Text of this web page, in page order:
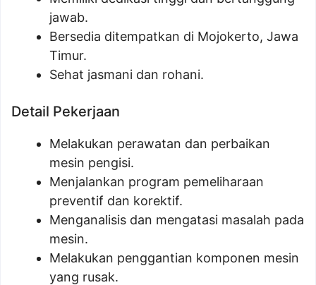
jawab.
Bersedia ditempatkan di Mojokerto, Jawa
Timur.
Sehat jasmani dan rohani.
Detail Pekerjaan
Melakukan perawatan dan perbaikan
mesin pengisi.
Menjalankan program pemeliharaan
preventif dan korektif.
Menganalisis dan mengatasi masalah pada
mesin.
Melakukan penggantian komponen mesin
yang rusak.